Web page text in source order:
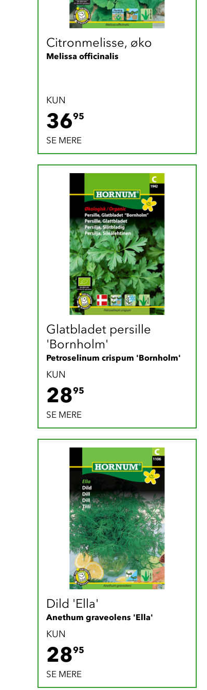
Citronmelisse, øko
Melissa officinalis
KUN
3695
SE MERE
Glatbladet persille
'Bornholm'
Petroselinum crispum 'Bornholm'
KUN
2895
SE MERE
Dild 'Ella'
Anethum graveolens 'Ella'
KUN
2895
SE MERE